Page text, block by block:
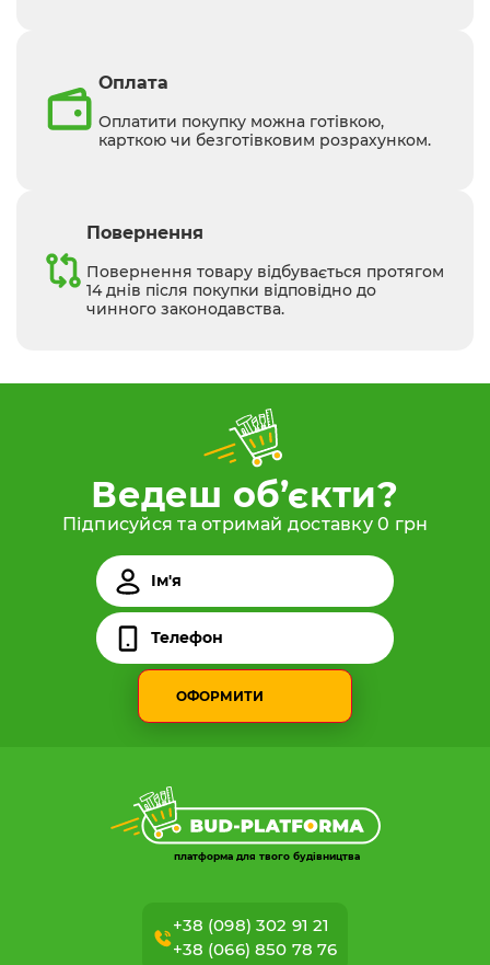
Оплата
Оплатити покупку можна готівкою,
карткою чи безготівковим розрахунком.
Повернення
Повернення товару відбувається протягом
14 днів після покупки відповідно до
чинного законодавства.
Ведеш об’єкти?
Підписуйся та отримай доставку 0 грн
ОФОРМИТИ
платформа для твого будівництва
+38 (098) 302 91 21
+38 (066) 850 78 76